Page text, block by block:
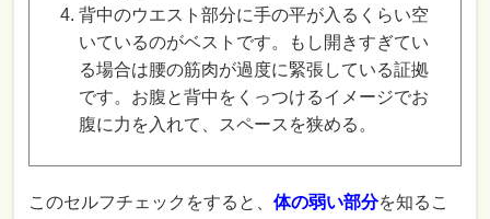
背中のウエスト部分に手の平が入るくらい空
いているのがベストです。もし開きすぎてい
る場合は腰の筋肉が過度に緊張している証拠
です。お腹と背中をくっつけるイメージでお
腹に力を入れて、スペースを狭める。
このセルフチェックをすると、体の弱い部分を知るこ